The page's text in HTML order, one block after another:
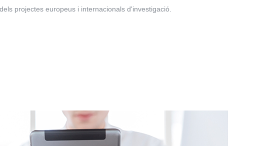
projectes europeus i internacionals d'investigació.